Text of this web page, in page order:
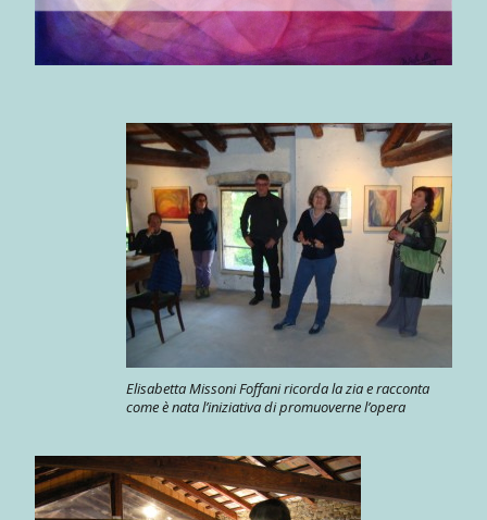
Elisabetta Missoni Foffani ricorda la zia e racconta
come è nata l’iniziativa di promuoverne l’opera